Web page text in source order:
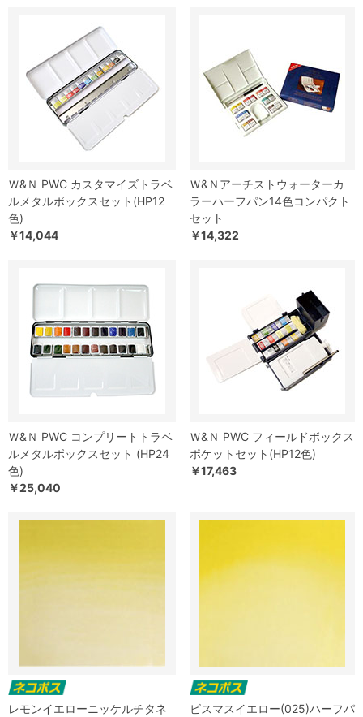
Ｗ&Ｎ PWC カスタマイズトラベ
ルメタルボックスセット(HP12
色)
￥14,044
Ｗ&Ｎアーチストウォーターカ
ラーハーフパン14色コンパクト
セット
￥14,322
Ｗ&Ｎ PWC コンプリートトラベ
ルメタルボックスセット (HP24
色)
￥25,040
Ｗ&Ｎ PWC フィールドボックス
ポケットセット(HP12色)
￥17,463
レモンイエローニッケルチタネ
ビスマスイエロー(025)ハーフパ